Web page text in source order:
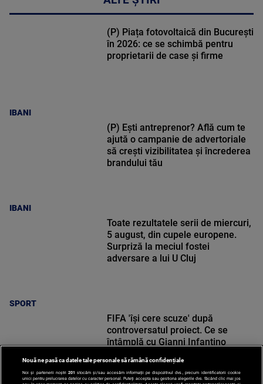
IBANI
(P) Piața fotovoltaică din București
în 2026: ce se schimbă pentru
proprietarii de case și firme
IBANI
(P) Ești antreprenor? Află cum te
ajută o campanie de advertoriale
să crești vizibilitatea și încrederea
brandului tău
SPORT
Toate rezultatele serii de miercuri,
5 august, din cupele europene.
Surpriză la meciul fostei
adversare a lui U Cluj
FIFA 'își cere scuze' după
controversatul proiect. Ce se
întâmplă cu Gianni Infantino
Nouă ne pasă ca datele tale personale să rămână confidențiale
Noi și partenerii noștri 201 stocăm și/sau accesăm informații pe dispozitivul dvs., precum identificatorii cookie
unici pentru prelucrarea datelor cu caracter personal. Puteți accepta sau gestiona alegerile dvs. făcând clic mai jos